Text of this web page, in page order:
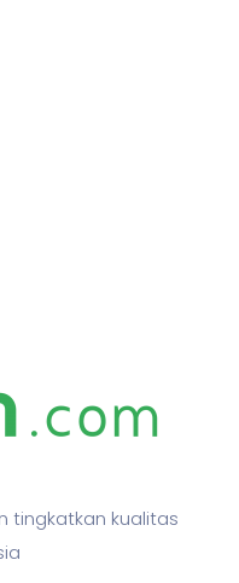
tingkatkan kualitas